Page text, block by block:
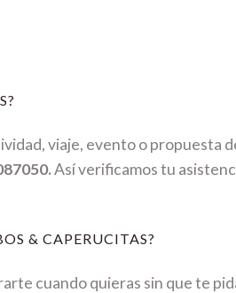
viaje, evento o
Así verificamos tu
& CAPERUCITAS?
cuando quieras sin que te